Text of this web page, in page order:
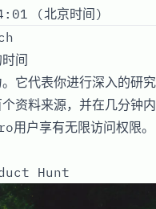
(北京时间)
间
它代表你进行深入的研究
资料来源，并在几分钟内
用户享有无限访问权限。
Hunt